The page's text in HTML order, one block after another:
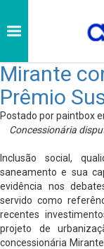
Mirante
Prêmio
Postado por paintbox
Concessionária
Inclusão social,
saneamento e sua
evidência nos
servido como
recentes
projeto de
concessionária